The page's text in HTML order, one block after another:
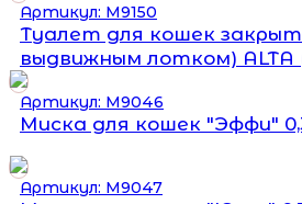
Артикул: М9150
Туалет для кошек
выдвижным лотком) ALTA
Артикул: М9046
Миска для кошек "Эффи"
Артикул: М9047